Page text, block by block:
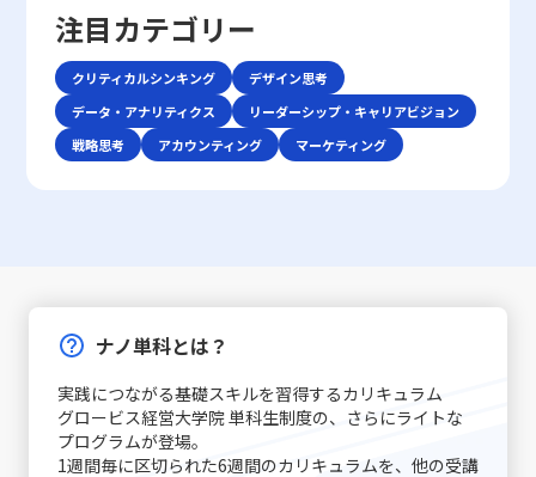
面を補完し、組織文化や社員の成長を評価する上で重要な役割を果
たがって、企業は両者をバランスよく統合することで、より多角的
かつ柔軟な評価システムを確立し、業務改善や戦略的意思決定に活
かすことが求められます。また、デジタルトランスフォーメーショ
ンの進展に伴い、タレントマネジメントシステムのようなツールを
るために、定量的・定性的な手法の正しい使い分けと効果的なフィ
ードバックの仕組みづくりを進めることが、企業の持続可能な成長
と個人のキャリアアップの鍵であると言えるでしょう。
ブル回避に寄与します。・さらに、自己の思考を論理的に
果として仕事で話が噛み合わない人との対処法がより効果
的に機能します。論理的思考は、複雑な情報をシンプルに
まとめるための基本スキルであり、コミュニケーションの
質を大きく左右します。これらの注意点を踏まえた上で、
略と実践例 ここでは、「仕事で話が噛み合わない人との対
処法」として認識される具体的な戦略を、実践例とともに
解説します。多岐にわたる原因に対して、個々のケースに
応じた対策を講じることが求められます。まず、会話の開
始時に必ず現状の認識を共有することが基本です。長年の
経験が示すように、「話の前提条件を合わせる」ことは、
双方のコミュニケーションの齟齬を防ぐ第一歩です。たと
む複合的なプロセスであり、相手にどこまで伝わったか、
あるいは誤解が生じたかを見極める能力が必要となりま
す。「ビジネスにおけるコミュニケーション能力」で成功
を収めるためには、自身の伝えたい内容を明確に定義し、
使用する手段・場面に応じて最適な技術を選択できる柔軟
性が求められます。 特に、若手ビジネスマンにとっては、
が質の高いコミュニケーションを実現する鍵となります。
を高めるためには、単に技術を習得するだけでなく、いく
つかの落とし穴や注意点を認識する必要があります。ま
ず、情報伝達とコミュニケーションの違いに注意が必要で
争いが交錯し、限られた市場シェアの取り合いが続きま
す。そのため、レッドオーシャンの戦い方においては、自
社の強みや独自性を生かした戦略立案が不可欠となりま
す。 レッドオーシャン 戦い方の基本戦略 レッドオーシャ
ン市場で成功を収めるためには、以下の3つの基本戦略が
有効であるとされています。第一に、差別化戦略です。他
社と同じ製品・サービスを提供していては、顧客は選択に
や労力を削減することで市場価格を下回る優位性を保持し
ます。ユニクロが示した事例のように、大量仕入れや生産
できれば、急激な価格競争にも耐える力が養われるので
す。ただし、過度なコスト削減は品質低下やブランド価値
の喪失というリスクもあるため、バランスを見極めること
が重要です。 第三に、ニッチ戦略です。市場全体ではな
改善に向けた実践的アプローチを解説します。 先延ばし癖
とは 先延ばし癖とは、必要なタスクや業務を期限内に着
手・遂行せず、後回しにする習慣や傾向を指します。この
現象は単なる怠慢や意志の弱さだけに起因するものではな
く、心理的要因や環境要因の複合的な結果とも言えます。
例えば、失敗への恐怖心や完璧主義、さらにはADHD（注
ます。たとえば、予定された期限までにタスクが完了しな
いことによるストレスの増加、結果的な自信喪失、そして
長期的にはキャリアチャンスの逸失へとつながります。こ
のような問題は個人だけでなく、チームや組織全体に影響
を及ぼすため、早期に原因を特定し、適切な対策を講じる
ことが求められます。先延ばし癖に取り組むプロセスは、
自分自身を見つめ直し、効率的な業務遂行と成長機会を確
注目カテゴリー
クリティカルシンキング
デザイン思考
データ・アナリティクス
リーダーシップ・キャリアビジョン
戦略思考
アカウンティング マーケティング
ナノ単科とは？
実践につながる基礎スキルを習得するカリキュラム
グロービス経営大学院 単科生制度の、さらにライトな
プログラムが登場｡
1週間毎に区切られた6週間のカリキュラムを、他の受講